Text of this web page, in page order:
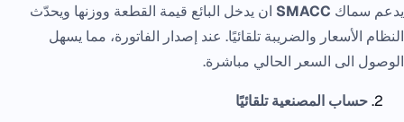
يدعم سماك
ان يدخل البائع قيمة القطعة ووزنها ويحدّث
النظام الأسعار والضريبة تلقائيًا. عند إصدار الفاتورة، مما يسهل
الوصول الى السعر الحالي مباشرة.
حساب المصنعية تلقائيًا